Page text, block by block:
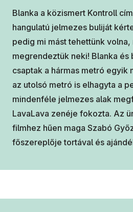
Blanka a közismert Kontroll
hangulatú jelmezes buliját
pedig mi mást tehettünk volna,
megrendeztük neki! Blanka és
csaptak a hármas metró egyik
az utolsó metró is elhagyta a
mindenféle jelmezes alak
LavaLava zenéje fokozta. Az
filmhez hűen maga Szabó
főszereplője tortával és